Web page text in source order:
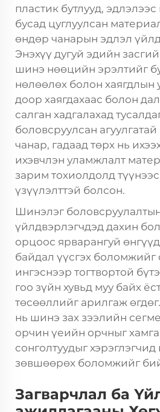
пластик бутлууд, эдлэлээс
бусад цуглуулсан
өндөр чанарын эдлэл
Энэхүү дугуй эдийн
шинэ нөөцийн эрэлтийг
нөлөөлөх болон хаягдлын
доор хаягдахаас болон
салган хадгалахад
боловсруулсан
чанар, гадаад төрх нь
ихэвчлэн уламжлалт
зарим тохиолдолд
үзүүлэлттэй болсон.
Шинэлэг
үйлдвэрлэгчдэд дахин
орцоос ярварангуй
байдал үүсгэх боломжийг
ингэснээр тогтвортой
гоо зүйн хувьд муу байх
төсөөллийг арилгаж
нь шинэ зах зээлийн
орчин үеийн орчныг
сонголтуудыг
зөвшөөрөх боломжийг
Загварчлал ба